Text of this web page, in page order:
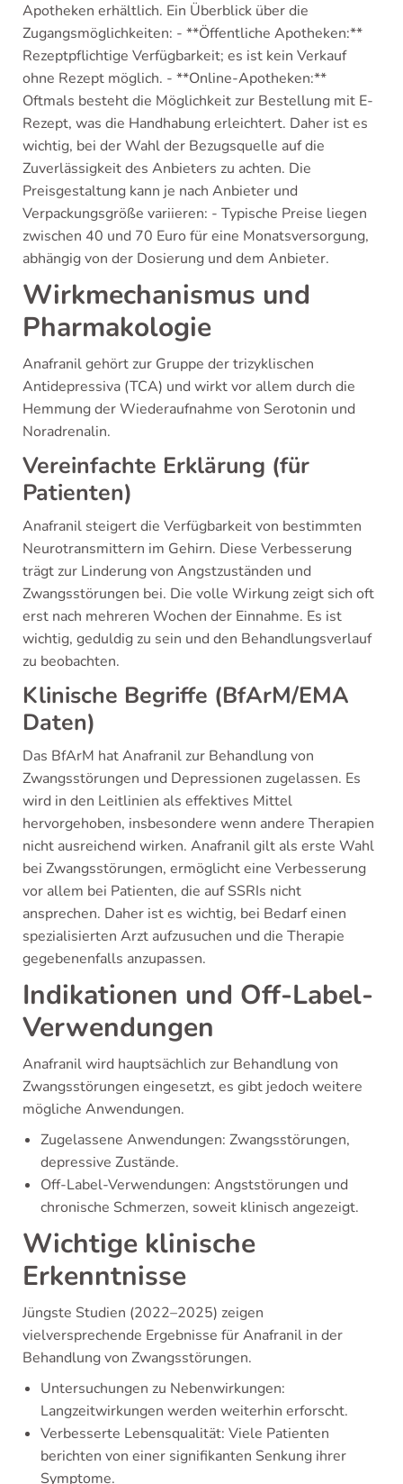
Apotheken erhältlich. Ein Überblick über die
Zugangsmöglichkeiten: - **Öffentliche Apotheken:**
Rezeptpflichtige Verfügbarkeit; es ist kein Verkauf
ohne Rezept möglich. - **Online-Apotheken:**
Oftmals besteht die Möglichkeit zur Bestellung mit E-
Rezept, was die Handhabung erleichtert. Daher ist es
wichtig, bei der Wahl der Bezugsquelle auf die
Zuverlässigkeit des Anbieters zu achten. Die
Preisgestaltung kann je nach Anbieter und
Verpackungsgröße variieren: - Typische Preise liegen
zwischen 40 und 70 Euro für eine Monatsversorgung,
abhängig von der Dosierung und dem Anbieter.
Wirkmechanismus und
Pharmakologie
Anafranil gehört zur Gruppe der trizyklischen
Antidepressiva (TCA) und wirkt vor allem durch die
Hemmung der Wiederaufnahme von Serotonin und
Noradrenalin.
Vereinfachte Erklärung (für
Patienten)
Anafranil steigert die Verfügbarkeit von bestimmten
Neurotransmittern im Gehirn. Diese Verbesserung
trägt zur Linderung von Angstzuständen und
Zwangsstörungen bei. Die volle Wirkung zeigt sich oft
erst nach mehreren Wochen der Einnahme. Es ist
wichtig, geduldig zu sein und den Behandlungsverlauf
zu beobachten.
Klinische Begriffe (BfArM/EMA
Daten)
Das BfArM hat Anafranil zur Behandlung von
Zwangsstörungen und Depressionen zugelassen. Es
wird in den Leitlinien als effektives Mittel
hervorgehoben, insbesondere wenn andere Therapien
nicht ausreichend wirken. Anafranil gilt als erste Wahl
bei Zwangsstörungen, ermöglicht eine Verbesserung
vor allem bei Patienten, die auf SSRIs nicht
ansprechen. Daher ist es wichtig, bei Bedarf einen
spezialisierten Arzt aufzusuchen und die Therapie
gegebenenfalls anzupassen.
Indikationen und Off-Label-
Verwendungen
Anafranil wird hauptsächlich zur Behandlung von
Zwangsstörungen eingesetzt, es gibt jedoch weitere
mögliche Anwendungen.
Zugelassene Anwendungen: Zwangsstörungen,
depressive Zustände.
Off-Label-Verwendungen: Angststörungen und
chronische Schmerzen, soweit klinisch angezeigt.
Wichtige klinische
Erkenntnisse
Jüngste Studien (2022–2025) zeigen
vielversprechende Ergebnisse für Anafranil in der
Behandlung von Zwangsstörungen.
Untersuchungen zu Nebenwirkungen:
Langzeitwirkungen werden weiterhin erforscht.
Verbesserte Lebensqualität: Viele Patienten
berichten von einer signifikanten Senkung ihrer
Symptome.